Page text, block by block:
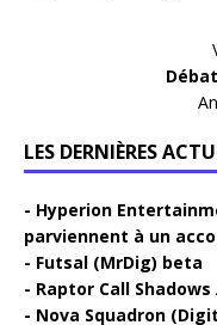
LES DERNIÈRES
Hyperion
parviennent à un
Futsal (MrDig) beta
Raptor Call Shadows
Nova Squadron